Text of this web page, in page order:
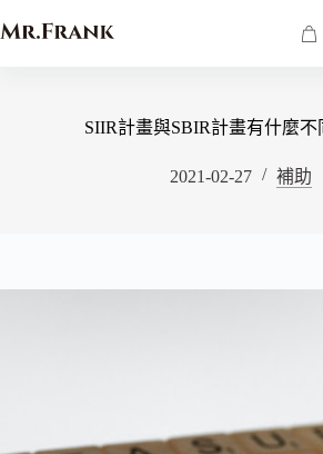
SIIR計畫與SBIR計畫有什麼不
2021-02-27 補助